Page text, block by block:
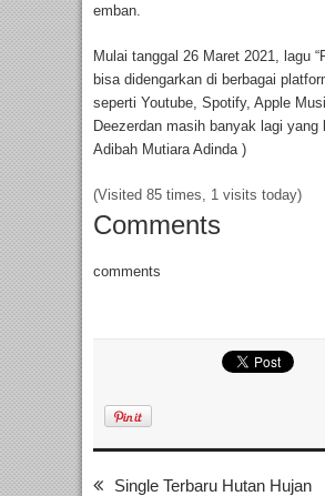
emban.
Mulai tanggal 26 Maret 2021, lagu
bisa didengarkan di berbagai
seperti Youtube, Spotify, Apple
Deezerdan masih banyak lagi yang
Adibah Mutiara Adinda )
(Visited 85 times, 1 visits today)
Comments
comments
Single Terbaru Hutan Hujan